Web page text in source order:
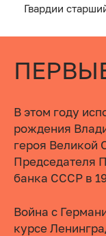
Гвардии
В этом году
рождения
героя Великой
Председателя
банка СССР в
Война с
курсе